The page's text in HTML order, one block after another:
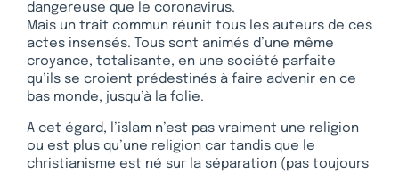
dangereuse que le coronavirus.
Mais un trait commun réunit tous les auteurs de ces
actes insensés. Tous sont animés d’une même
croyance, totalisante, en une société parfaite
qu’ils se croient prédestinés à faire advenir en ce
bas monde, jusqu’à la folie.
A cet égard, l’islam n’est pas vraiment une religion
ou est plus qu’une religion car tandis que le
christianisme est né sur la séparation (pas toujours